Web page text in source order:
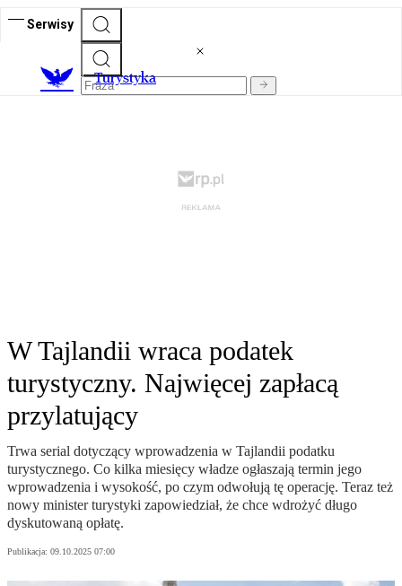
Serwisy
Turystyka
W Tajlandii wraca podatek
turystyczny. Najwięcej zapłacą
przylatujący
Trwa serial dotyczący wprowadzenia w Tajlandii podatku
turystycznego. Co kilka miesięcy władze ogłaszają termin jego
wprowadzenia i wysokość, po czym odwołują tę operację. Teraz też
nowy minister turystyki zapowiedział, że chce wdrożyć długo
dyskutowaną opłatę.
Publikacja: 09.10.2025 07:00